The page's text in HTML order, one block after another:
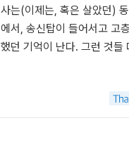
불리는 것에 있지 않음을 기
에서 살아가는 모든 생명들
이웃이다. 텃새인 까치와
히고 얽혀서 나, 너를 따로
소 살아가고 있는 과수원의
그지 없다.나는 종종 동화
을 했다. 어린이란 무엇인가
는(이제는, 혹은 살았던)
서, 송신탑이 들어서고 고
던 기억이 난다. 그런 것들
나고 부대끼며 사는 사람들
이지만, 황선미 님은 그렇
시각이 남다르다. 그것에
있는 것들을 바라보는 시